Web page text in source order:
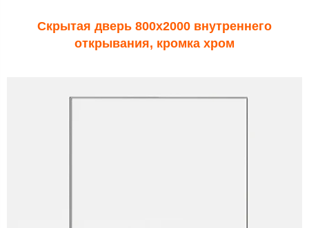
Скрытая дверь 800х2000 внутреннего
открывания, кромка хром